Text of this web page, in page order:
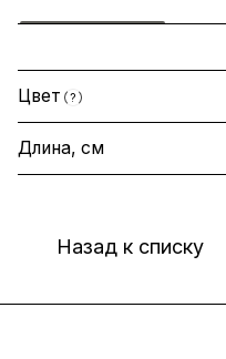
Цвет ?
Длина, см
Назад к списку